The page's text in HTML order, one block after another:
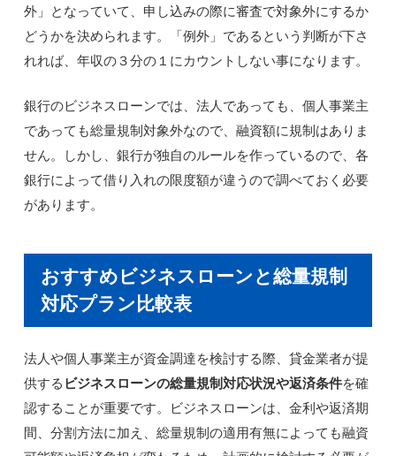
外」となっていて、申し込みの際に審査で対象外にするか
どうかを決められます。「例外」であるという判断が下さ
れれば、年収の３分の１にカウントしない事になります。
銀行のビジネスローンでは、法人であっても、個人事業主
であっても総量規制対象外なので、融資額に規制はありま
せん。しかし、銀行が独自のルールを作っているので、各
銀行によって借り入れの限度額が違うので調べておく必要
があります。
おすすめビジネスローンと総量規制
対応プラン比較表
法人や個人事業主が資金調達を検討する際、貸金業者が提
供する ビジネスローンの総量規制対応状況や返済条件を確
認することが重要です。ビジネスローンは、金利や返済期
間、分割方法に加え、総量規制の適用有無によっても融資